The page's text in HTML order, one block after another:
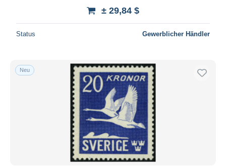
± 29,84 $
Status Gewerblicher Händler
Neu